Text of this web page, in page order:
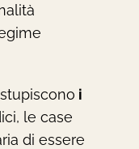
i
le case
di essere